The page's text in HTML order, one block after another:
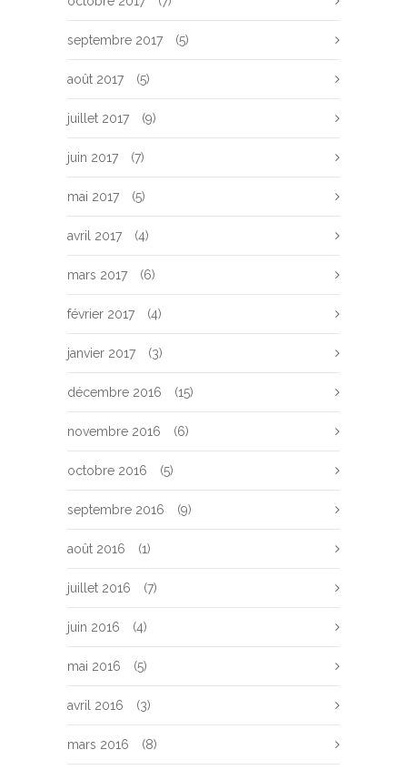
septembre 2017 (5)
août 2017 (5)
juillet 2017 (9)
juin 2017 (7)
mai 2017 (5)
avril 2017 (4)
mars 2017 (6)
février 2017 (4)
janvier 2017 (3)
décembre 2016 (15)
novembre 2016 (6)
octobre 2016 (5)
septembre 2016 (9)
août 2016 (1)
juillet 2016 (7)
juin 2016 (4)
mai 2016 (5)
avril 2016 (3)
mars 2016 (8)